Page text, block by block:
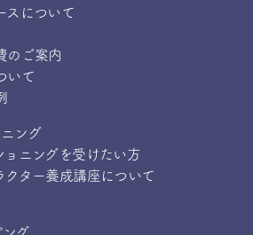
スについて
のご案内
いて
ング
ョニングを受けたい方
クター養成講座について